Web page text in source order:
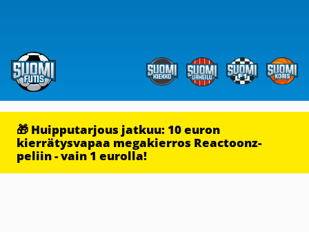
🎁 Huipputarjous jatkuu: 10 euron
kierrätysvapaa megakierros Reactoonz-
peliin - vain 1 eurolla!